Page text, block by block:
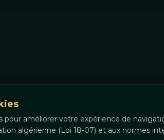
pour améliorer votre expérience de
algérienne (Loi 18-07) et aux normes
| Tous droits réservés.